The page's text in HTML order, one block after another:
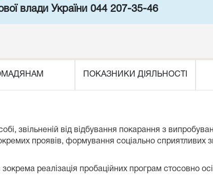
влади України 044 207-35-46
ПОКАЗНИКИ ДІЯЛЬНОСТІ
звільненій від відбування покарання з
проявів, формування соціально сприятливих
реалізація пробаційних програм стосовно